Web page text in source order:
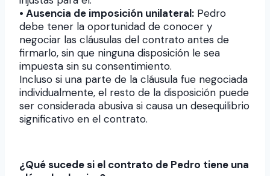
• Ausencia de imposición unilateral: Pedro
debe tener la oportunidad de conocer y
negociar las cláusulas del contrato antes de
firmarlo, sin que ninguna disposición le sea
impuesta sin su consentimiento.
Incluso si una parte de la cláusula fue negociada
individualmente, el resto de la disposición puede
ser considerada abusiva si causa un desequilibrio
significativo en el contrato.
¿Qué sucede si el contrato de Pedro tiene una